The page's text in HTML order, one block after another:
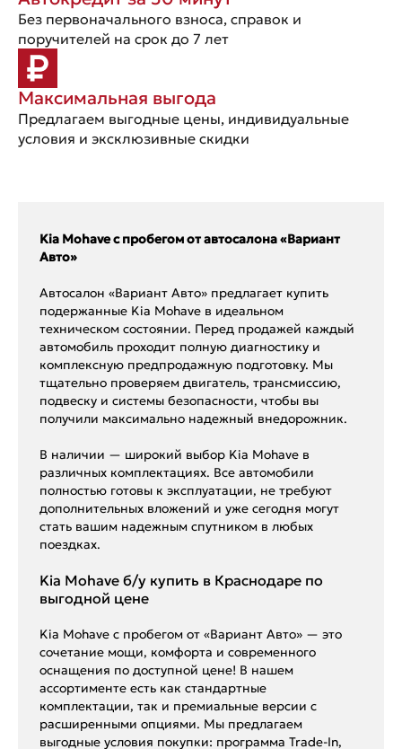
Без первоначального взноса, справок и
поручителей на срок до 7 лет
Максимальная выгода
Предлагаем выгодные цены, индивидуальные
условия и эксклюзивные скидки
Kia Mohave с пробегом от автосалона «Вариант
Авто»
Автосалон «Вариант Авто» предлагает купить
подержанные Kia Mohave в идеальном
техническом состоянии. Перед продажей каждый
автомобиль проходит полную диагностику и
комплексную предпродажную подготовку. Мы
тщательно проверяем двигатель, трансмиссию,
подвеску и системы безопасности, чтобы вы
получили максимально надежный внедорожник.
В наличии — широкий выбор Kia Mohave в
различных комплектациях. Все автомобили
полностью готовы к эксплуатации, не требуют
дополнительных вложений и уже сегодня могут
стать вашим надежным спутником в любых
поездках.
Kia Mohave б/у купить в Краснодаре по
выгодной цене
Kia Mohave с пробегом от «Вариант Авто» — это
сочетание мощи, комфорта и современного
оснащения по доступной цене! В нашем
ассортименте есть как стандартные
комплектации, так и премиальные версии с
расширенными опциями. Мы предлагаем
выгодные условия покупки: программа Trade-In,